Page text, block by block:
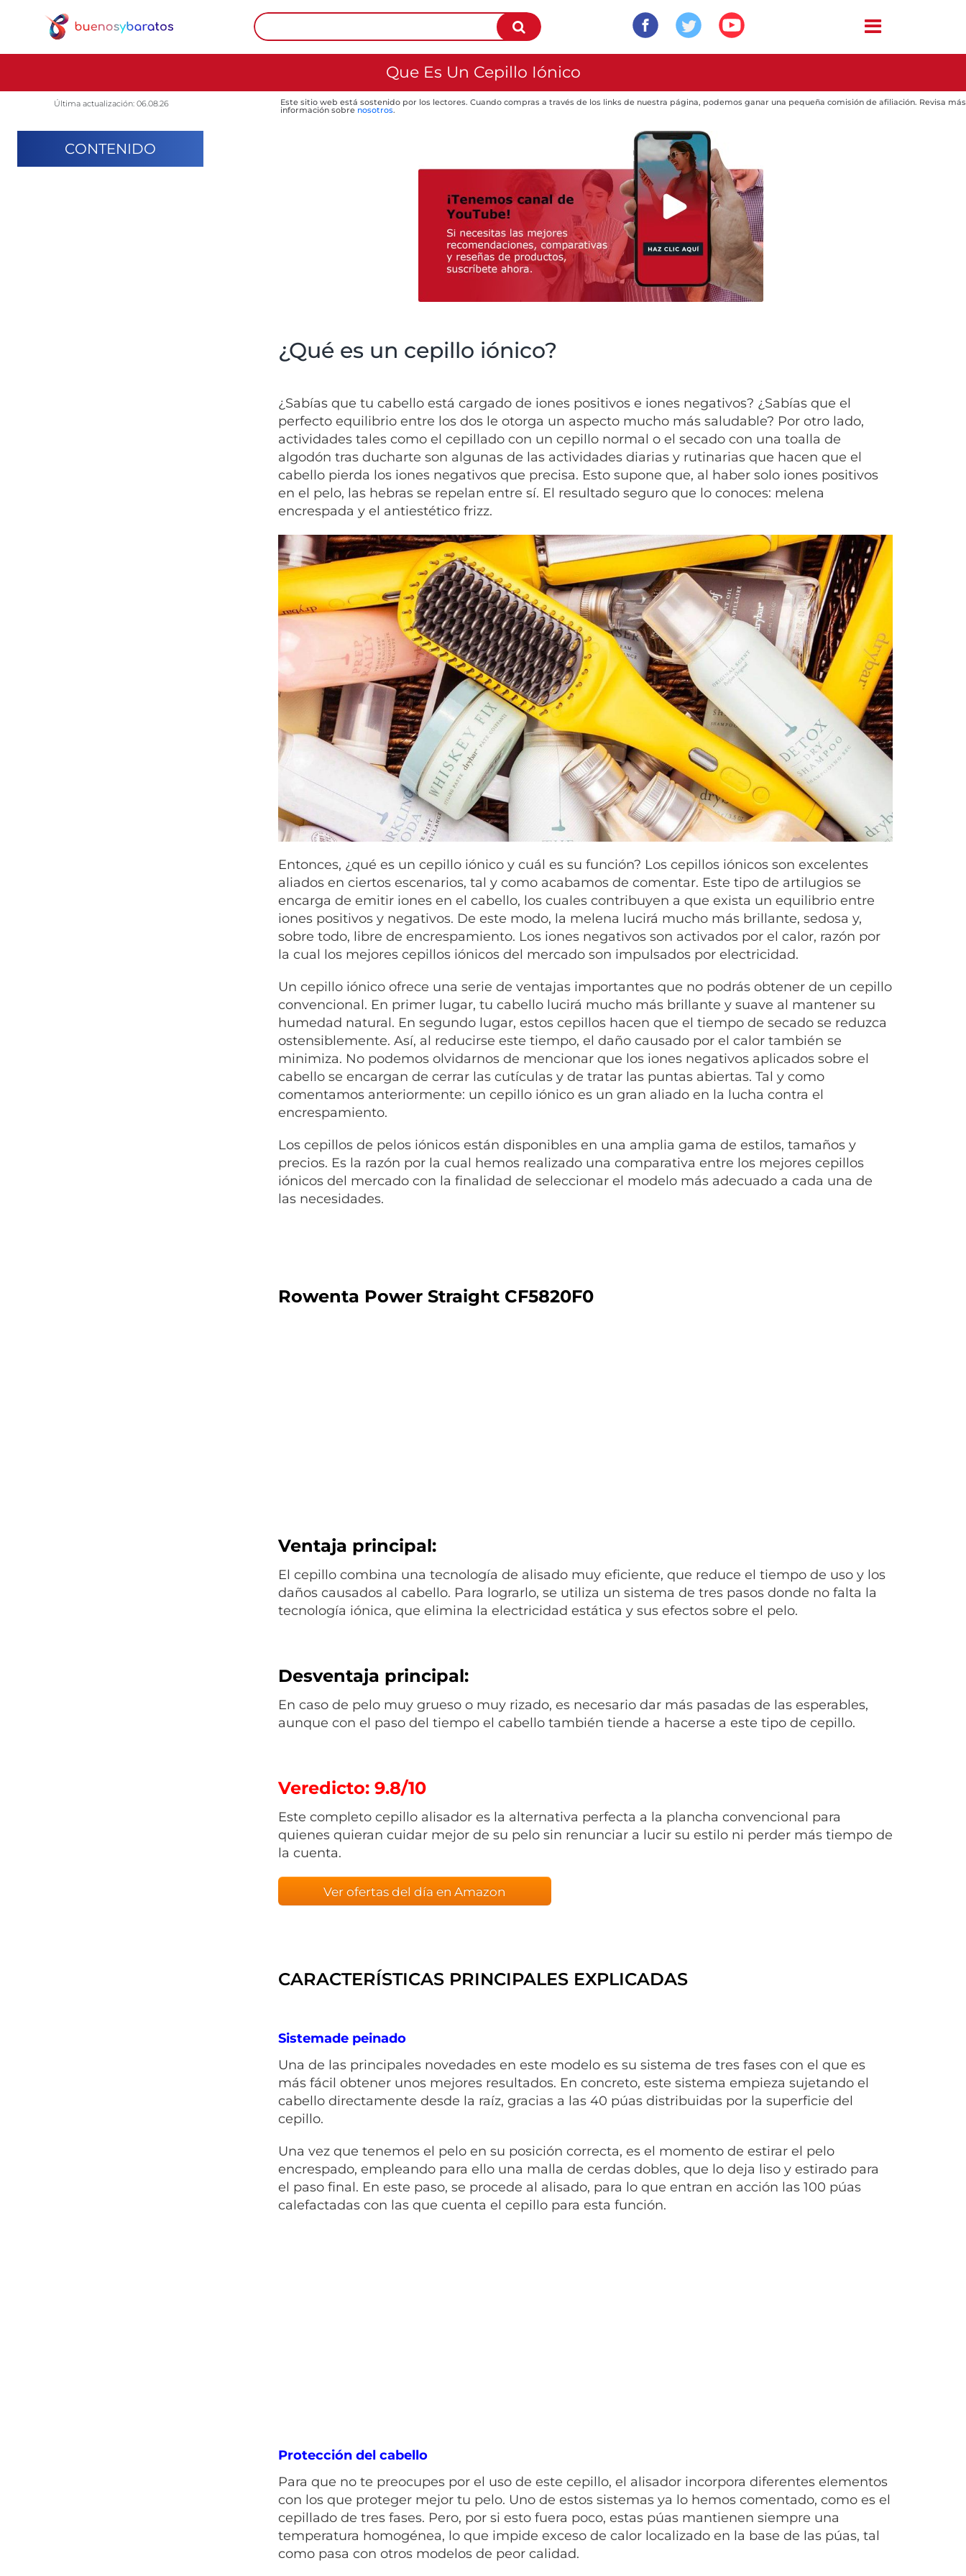
Que Es Un Cepillo Iónico
Última actualización: 06.08.26 Este sitio web está sostenido por los lectores. Cuando compras a través de los links de nuestra página, podemos ganar una pequeña comisión de afiliación. Revisa más
información sobre nosotros.
CONTENIDO
¿Qué es un cepillo iónico?
¿Sabías que tu cabello está cargado de iones positivos e iones negativos? ¿Sabías que el
perfecto equilibrio entre los dos le otorga un aspecto mucho más saludable? Por otro lado,
actividades tales como el cepillado con un cepillo normal o el secado con una toalla de
algodón tras ducharte son algunas de las actividades diarias y rutinarias que hacen que el
cabello pierda los iones negativos que precisa. Esto supone que, al haber solo iones positivos
en el pelo, las hebras se repelan entre sí. El resultado seguro que lo conoces: melena
encrespada y el antiestético frizz.
Entonces, ¿qué es un cepillo iónico y cuál es su función? Los cepillos iónicos son excelentes
aliados en ciertos escenarios, tal y como acabamos de comentar. Este tipo de artilugios se
encarga de emitir iones en el cabello, los cuales contribuyen a que exista un equilibrio entre
iones positivos y negativos. De este modo, la melena lucirá mucho más brillante, sedosa y,
sobre todo, libre de encrespamiento. Los iones negativos son activados por el calor, razón por
la cual los mejores cepillos iónicos del mercado son impulsados por electricidad.
Un cepillo iónico ofrece una serie de ventajas importantes que no podrás obtener de un cepillo
convencional. En primer lugar, tu cabello lucirá mucho más brillante y suave al mantener su
humedad natural. En segundo lugar, estos cepillos hacen que el tiempo de secado se reduzca
ostensiblemente. Así, al reducirse este tiempo, el daño causado por el calor también se
minimiza. No podemos olvidarnos de mencionar que los iones negativos aplicados sobre el
cabello se encargan de cerrar las cutículas y de tratar las puntas abiertas. Tal y como
comentamos anteriormente: un cepillo iónico es un gran aliado en la lucha contra el
encrespamiento.
Los cepillos de pelos iónicos están disponibles en una amplia gama de estilos, tamaños y
precios. Es la razón por la cual hemos realizado una comparativa entre los mejores cepillos
iónicos del mercado con la finalidad de seleccionar el modelo más adecuado a cada una de
las necesidades.
Rowenta Power Straight CF5820F0
Ventaja principal:
El cepillo combina una tecnología de alisado muy eficiente, que reduce el tiempo de uso y los
daños causados al cabello. Para lograrlo, se utiliza un sistema de tres pasos donde no falta la
tecnología iónica, que elimina la electricidad estática y sus efectos sobre el pelo.
Desventaja principal:
En caso de pelo muy grueso o muy rizado, es necesario dar más pasadas de las esperables,
aunque con el paso del tiempo el cabello también tiende a hacerse a este tipo de cepillo.
Veredicto: 9.8/10
Este completo cepillo alisador es la alternativa perfecta a la plancha convencional para
quienes quieran cuidar mejor de su pelo sin renunciar a lucir su estilo ni perder más tiempo de
la cuenta.
Ver ofertas del día en Amazon
CARACTERÍSTICAS PRINCIPALES EXPLICADAS
Sistemade peinado
Una de las principales novedades en este modelo es su sistema de tres fases con el que es
más fácil obtener unos mejores resultados. En concreto, este sistema empieza sujetando el
cabello directamente desde la raíz, gracias a las 40 púas distribuidas por la superficie del
cepillo.
Una vez que tenemos el pelo en su posición correcta, es el momento de estirar el pelo
encrespado, empleando para ello una malla de cerdas dobles, que lo deja liso y estirado para
el paso final. En este paso, se procede al alisado, para lo que entran en acción las 100 púas
calefactadas con las que cuenta el cepillo para esta función.
Protección del cabello
Para que no te preocupes por el uso de este cepillo, el alisador incorpora diferentes elementos
con los que proteger mejor tu pelo. Uno de estos sistemas ya lo hemos comentado, como es el
cepillado de tres fases. Pero, por si esto fuera poco, estas púas mantienen siempre una
temperatura homogénea, lo que impide exceso de calor localizado en la base de las púas, tal
como pasa con otros modelos de peor calidad.